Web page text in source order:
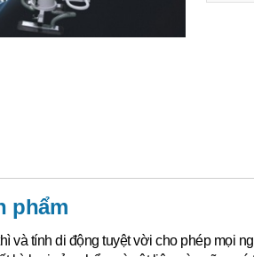
phẩm
và tính di động tuyệt vời cho phép mọi